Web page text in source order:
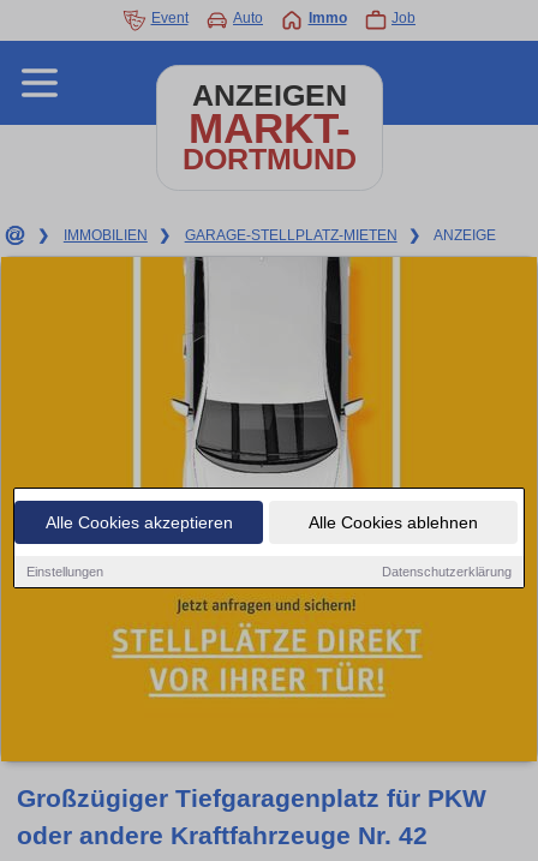
Alle Cookies akzeptieren Alle Cookies ablehnen
Einstellungen Datenschutzerklärung
Event Auto Immo Job
ANZEIGEN
MARKT-
DORTMUND
❯ IMMOBILIEN ❯ GARAGE-STELLPLATZ-MIETEN ❯ ANZEIGE
Großzügiger Tiefgaragenplatz für PKW
oder andere Kraftfahrzeuge Nr. 42